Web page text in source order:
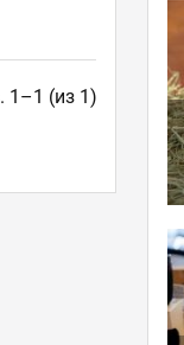
1–1 (из 1)